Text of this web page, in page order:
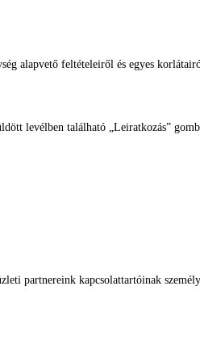
alapvető feltételeiről és egyes
levélben található „Leiratkozás”
partnereink kapcsolattartóinak